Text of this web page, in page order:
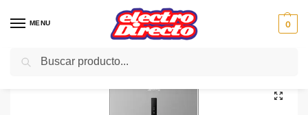
MENU 0
Inicio Gama blanca Frigorificos